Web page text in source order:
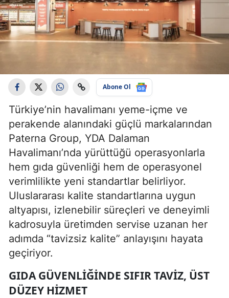
Abone Ol
Türkiye’nin havalimanı yeme-içme ve
perakende alanındaki güçlü markalarından
Paterna Group, YDA Dalaman
Havalimanı’nda yürüttüğü operasyonlarla
hem gıda güvenliği hem de operasyonel
verimlilikte yeni standartlar belirliyor.
Uluslararası kalite standartlarına uygun
altyapısı, izlenebilir süreçleri ve deneyimli
kadrosuyla üretimden servise uzanan her
adımda “tavizsiz kalite” anlayışını hayata
geçiriyor.
GIDA GÜVENLIĞINDE SIFIR TAVIZ, ÜST
DÜZEY HIZMET